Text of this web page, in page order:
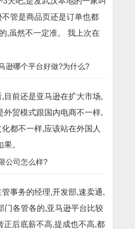
管是商品页还是订单也都
,虽然不一定准。 我上次在
逊哪个平台好做?为什么?
目前还是亚马逊在扩大市场,
外贸模式跟国内电商不一样,
都不一样,应该站在外国人
。
公司怎么样?
事务的经理,开发部,速卖通,
门各管各的,亚马逊平台比较
正后底薪不高,提成也不高,都